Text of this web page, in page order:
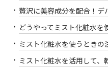
贅沢に美容成分を配合！
どうやってミスト化粧水
ミスト化粧水を使うときの
ミスト化粧水を活用して、